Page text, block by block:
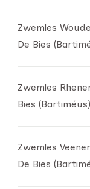
Zwemles
De Bies
Zwemles
Bies
Zwemles
De Bies